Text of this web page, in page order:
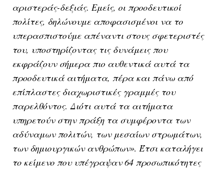
αριστεράς-δεξιάς. Εμείς, οι προοδευτικοί
πολίτες, δηλώνουμε αποφασισμένοι να το
υπερασπιστούμε απέναντι στους σφετεριστές
του, υποστηρίζοντας τις δυνάμεις που
εκφράζουν σήμερα πιο αυθεντικά αυτά τα
προοδευτικά αιτήματα, πέρα και πάνω από
επίπλαστες διαχωριστικές γραμμές του
παρελθόντος. Διότι αυτά τα αιτήματα
υπηρετούν στην πράξη τα συμφέροντα των
αδύναμων πολιτών, των μεσαίων στρωμάτων,
των δημιουργικών ανθρώπων». Έτσι καταλήγει
το κείμενο που υπέγραψαν 64 προσωπικότητες